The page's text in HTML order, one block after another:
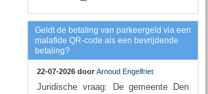
Geldt de betaling van parkeergeld via een
malafide QR-code als een bevrijdende
betaling?
22-07-2026 door Arnoud Engelfriet
Juridische vraag: De gemeente Den